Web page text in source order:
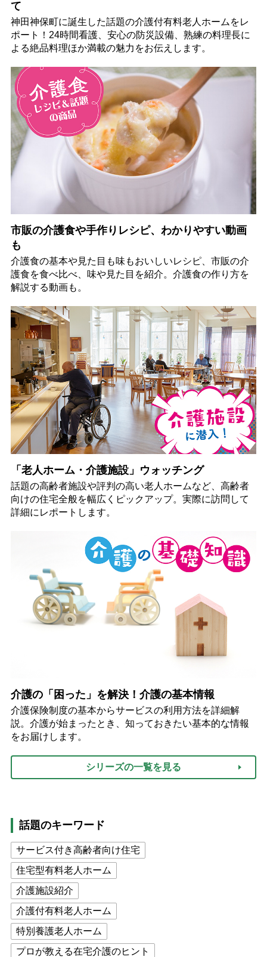
て
神田神保町に誕生した話題の介護付有料老人ホームをレ
ポート！24時間看護、安心の防災設備、熟練の料理長に
よる絶品料理ほか満載の魅力をお伝えします。
市販の介護食や手作りレシピ、わかりやすい動画
も
介護食の基本や見た目も味もおいしいレシピ、市販の介
護食を食べ比べ、味や見た目を紹介。介護食の作り方を
解説する動画も。
「老人ホーム・介護施設」ウォッチング
話題の高齢者施設や評判の高い老人ホームなど、高齢者
向けの住宅全般を幅広くピックアップ。実際に訪問して
詳細にレポートします。
介護の「困った」を解決！介護の基本情報
介護保険制度の基本からサービスの利用方法を詳細解
説。介護が始まったとき、知っておきたい基本的な情報
をお届けします。
シリーズの一覧を見る
話題のキーワード
サービス付き高齢者向け住宅
住宅型有料老人ホーム
介護施設紹介
介護付有料老人ホーム
特別養護老人ホーム
プロが教える在宅介護のヒント